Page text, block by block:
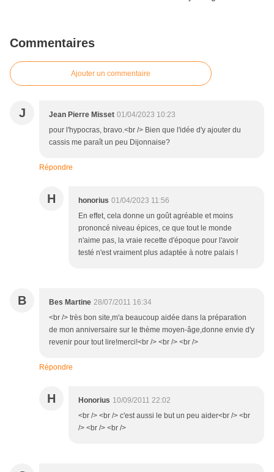
Commentaires
Ajouter un commentaire
J Jean Pierre Misset 01/04/2023 10:23
pour l'hypocras, bravo.<br /> Bien que l'idée d'y ajouter du
cassis me paraît un peu Dijonnaise?
Répondre
H honorius 01/04/2023 11:56
En effet, cela donne un goût agréable et moins
prononcé niveau épices, ce que tout le monde
n'aime pas, la vraie recette d'époque pour l'avoir
testé n'est vraiment plus adaptée à notre palais !
B Bes Martine 28/07/2011 16:34
<br /> très bon site,m'a beaucoup aidée dans la préparation
de mon anniversaire sur le thème moyen-âge,donne envie d'y
revenir pour tout lire!merci!<br /> <br /> <br />
Répondre
H Honorius 10/09/2011 22:02
<br /> <br /> c'est aussi le but un peu aider<br /> <br
/> <br /> <br />